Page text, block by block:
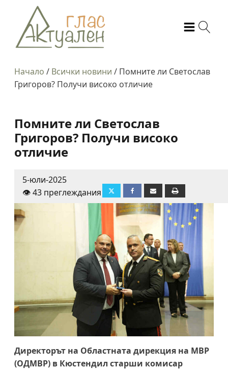
Начало / Всички новини / Помните ли Светослав
Григоров? Получи високо отличие
Помните ли Светослав
Григоров? Получи високо
отличие
5-юли-2025
👁️ 43 преглеждания
Директорът на Областната дирекция на МВР
(ОДМВР) в Кюстендил старши комисар